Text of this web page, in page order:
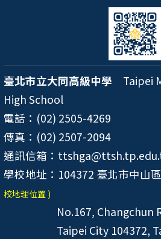
臺北市立大同高級中學 Taipei
High School
電話：(02) 2505-4269
傳真：(02) 2507-2094
通訊信箱：
學校地址：104372 臺北市中山
校地理位置 )
No.167, Changchun
Taipei City 104372,